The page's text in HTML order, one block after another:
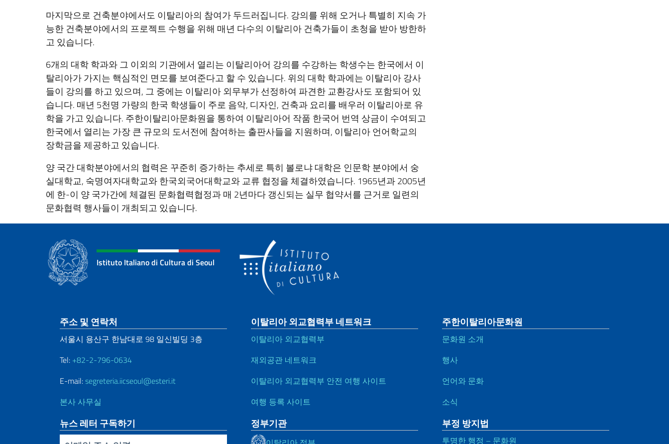
마지막으로 건축분야에서도 이탈리아의 참여가 두드러집니다. 강의를 위해 오거나 특별히 지속 가
능한 건축분야에서의 프로젝트 수행을 위해 매년 다수의 이탈리아 건축가들이 초청을 받아 방한하
고 있습니다.
6개의 대학 학과와 그 이외의 기관에서 열리는 이탈리아어 강의를 수강하는 학생수는 한국에서 이
탈리아가 가지는 핵심적인 면모를 보여준다고 할 수 있습니다. 위의 대학 학과에는 이탈리아 강사
들이 강의를 하고 있으며, 그 중에는 이탈리아 외무부가 선정하여 파견한 교환강사도 포함되어 있
습니다. 매년 5천명 가량의 한국 학생들이 주로 음악, 디자인, 건축과 요리를 배우러 이탈리아로 유
학을 가고 있습니다. 주한이탈리아문화원을 통하여 이탈리아어 작품 한국어 번역 상금이 수여되고
한국에서 열리는 가장 큰 규모의 도서전에 참여하는 출판사들을 지원하며, 이탈리아 언어학교의
장학금을 제공하고 있습니다.
양 국간 대학분야에서의 협력은 꾸준히 증가하는 추세로 특히 볼로냐 대학은 인문학 분야에서 숭
실대학교, 숙명여자대학교와 한국외국어대학교와 교류 협정을 체결하였습니다. 1965년과 2005년
에 한-이 양 국가간에 체결된 문화협력협정과 매 2년마다 갱신되는 실무 협약서를 근거로 일련의
문화협력 행사들이 개최되고 있습니다.
Istituto Italiano di Cultura di Seoul
Sezione footer
주소 및 연락처
서울시 용산구 한남대로 98 일신빌딩 3층
Tel: +82-2-796-0634
E-mail:segreteria.iicseoul@esteri.it
본사 사무실
뉴스 레터 구독하기
이탈리아 외교협력부 네트워크
이탈리아 외교협력부
재외공관 네트워크
이탈리아 외교협력부 안전 여행 사이트
여행 등록 사이트
정부기관
주한이탈리아문화원
문화원 소개
행사
언어와 문화
소식
부정 방지법
투명한 행정 – 문화원